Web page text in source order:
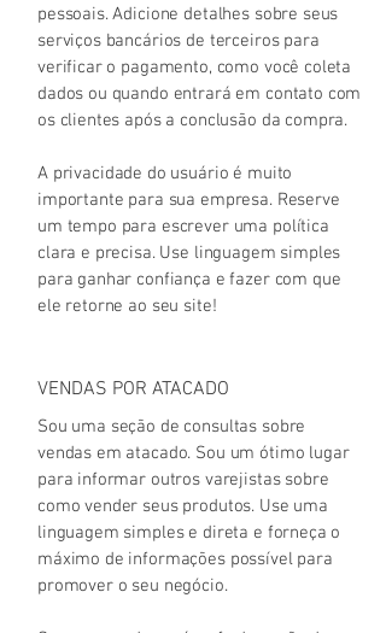
pessoais. Adicione detalhes sobre seus
serviços bancários de terceiros para
verificar o pagamento, como você coleta
dados ou quando entrará em contato com
os clientes após a conclusão da compra.
A privacidade do usuário é muito
importante para sua empresa. Reserve
um tempo para escrever uma política
clara e precisa. Use linguagem simples
para ganhar confiança e fazer com que
ele retorne ao seu site!
VENDAS POR ATACADO
Sou uma seção de consultas sobre
vendas em atacado. Sou um ótimo lugar
para informar outros varejistas sobre
como vender seus produtos. Use uma
linguagem simples e direta e forneça o
máximo de informações possível para
promover o seu negócio.